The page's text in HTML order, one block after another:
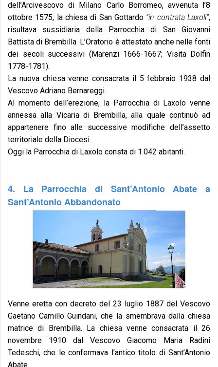
dell’Arcivescovo di Milano Carlo Borromeo, avvenuta l’8
ottobre 1575, la chiesa di San Gottardo “in contrata Laxoli”,
risultava sussidiaria della Parrocchia di San Giovanni
Battista di Brembilla. L’Oratorio è attestato anche nelle fonti
dei secoli successivi (Marenzi 1666-1667; Visita Dolfin
1778-1781).
La nuova chiesa venne consacrata il 5 febbraio 1938 dal
Vescovo Adriano Bernareggi.
Al momento dell’erezione, la Parrocchia di Laxolo venne
annessa alla Vicaria di Brembilla, alla quale continuò ad
appartenere fino alle successive modifiche dell’assetto
territoriale della Diocesi.
Oggi la Parrocchia di Laxolo consta di 1.042 abitanti.
4. La Parrocchia di Sant’Antonio Abate a
Sant’Antonio Abbandonato
Venne eretta con decreto del 23 luglio 1887 del Vescovo
Gaetano Camillo Guindani, che la smembrava dalla chiesa
matrice di Brembilla. La chiesa venne consacrata il 26
novembre 1910 dal Vescovo Giacomo Maria Radini
Tedeschi, che le confermava l’antico titolo di Sant’Antonio
Abate.